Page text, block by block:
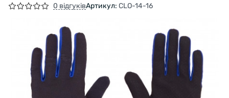
0 відгуківАртикул: CLO-14-16